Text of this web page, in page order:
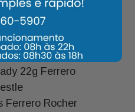
Nestle
22g Ferrero
Ferrero Rocher